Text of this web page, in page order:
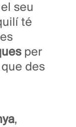
seu
té
per
des
,